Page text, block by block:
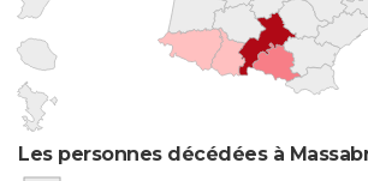
Les personnes décédées à